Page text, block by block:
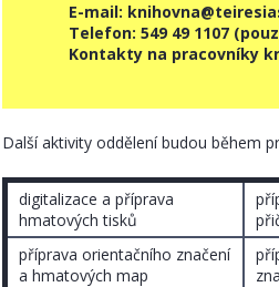
E-mail:
Telefon: 549 49 1107
Kontakty na pracovníky
Další aktivity oddělení budou během
digitalizace a příprava
hmatových tisků
příprava orientačního značení
a hmatových map